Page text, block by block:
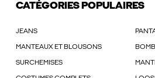
CATÉGORIES POPULAIRES
JEANS
MANTEAUX ET BLOUSONS
SURCHEMISES